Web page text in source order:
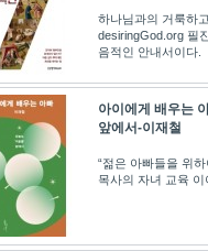
하나님과의 거룩하
desiringGod.org 필
음적인 안내서이다.
아이에게 배우는
앞에서-이재철
“젊은 아빠들을 위
목사의 자녀 교육 이